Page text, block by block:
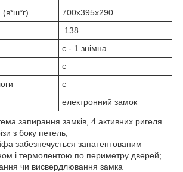
(в*ш*г)
700х395х290
138
є - 1 знімна
є
є
електронний замок
запирання замків, 4 активних ригеля
з боку петель;
забезпечується запатентованим
і термолентою по периметру дверей;
чи висвердлювання замка